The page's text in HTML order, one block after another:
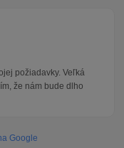
požiadavky. Veľká
že nám bude dlho
Google